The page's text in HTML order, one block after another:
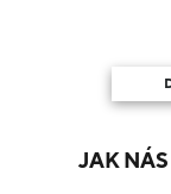
JAK